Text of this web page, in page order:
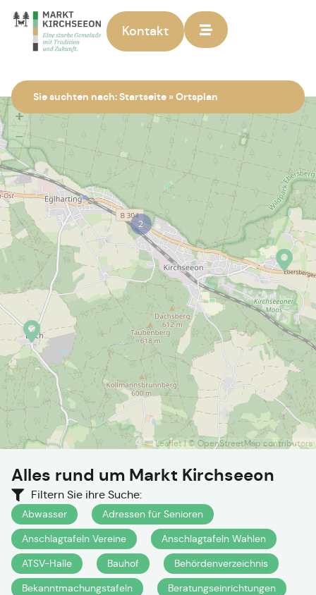
Kontakt
Sie suchten nach:Startseite »Ortsplan
2
+
−
Leaflet | © OpenStreetMapcontributors
Alles rund um Markt Kirchseeon
Filtern Sie ihre Suche:
Abwasser
Adressen für Senioren
Anschlagtafeln Vereine
Anschlagtafeln Wahlen
ATSV-Halle
Bauhof
Behördenverzeichnis
Bekanntmachungstafeln
Beratungseinrichtungen